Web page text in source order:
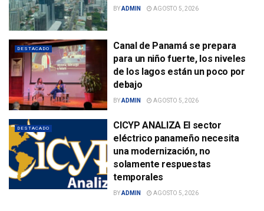
BYADMIN AGOSTO 5, 2026
DESTACADO
Canal de Panamá se prepara
para un niño fuerte, los niveles
de los lagos están un poco por
debajo
BYADMIN AGOSTO 5, 2026
DESTACADO
CICYP ANALIZA El sector
eléctrico panameño necesita
una modernización, no
solamente respuestas
temporales
BYADMIN AGOSTO 5, 2026